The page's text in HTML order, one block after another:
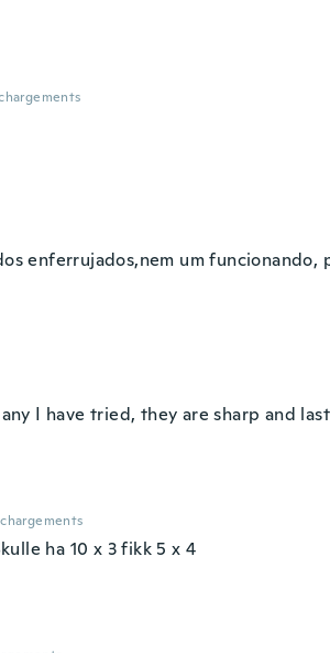
enferrujados,nem um funcionando,
I have tried, they are sharp and
chargements
ha 10 x 3 fikk 5 x 4